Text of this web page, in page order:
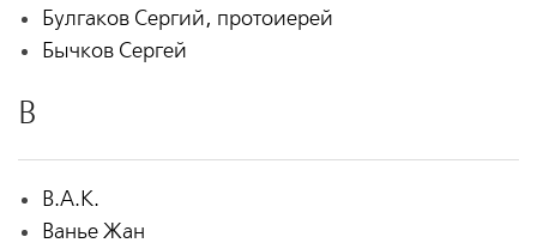
Булгаков Сергий, протоиерей
Бычков Сергей
В
В.А.К.
Ванье Жан